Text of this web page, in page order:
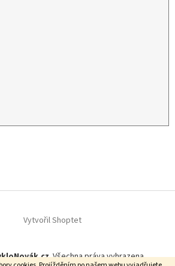
Vytvořil Shoptet
. Všechna práva vyhrazena.